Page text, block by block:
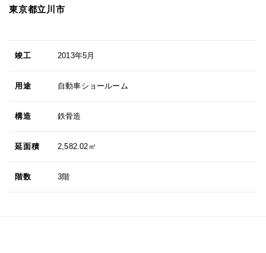
東京都立川市
竣工 2013年5月
用途 自動車ショールーム
構造 鉄骨造
延面積 2,582.02㎡
階数 3階